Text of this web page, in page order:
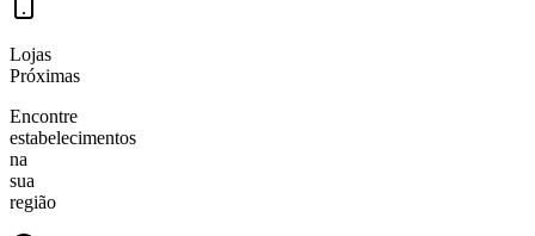
Lojas
Próximas
Encontre
estabelecimentos
na
sua
região